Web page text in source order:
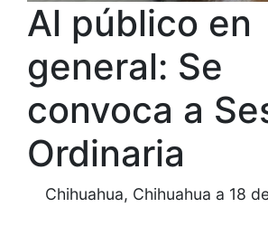
Al público en
general: Se
convoca a
Ordinaria
Chihuahua, Chihuahua a 18